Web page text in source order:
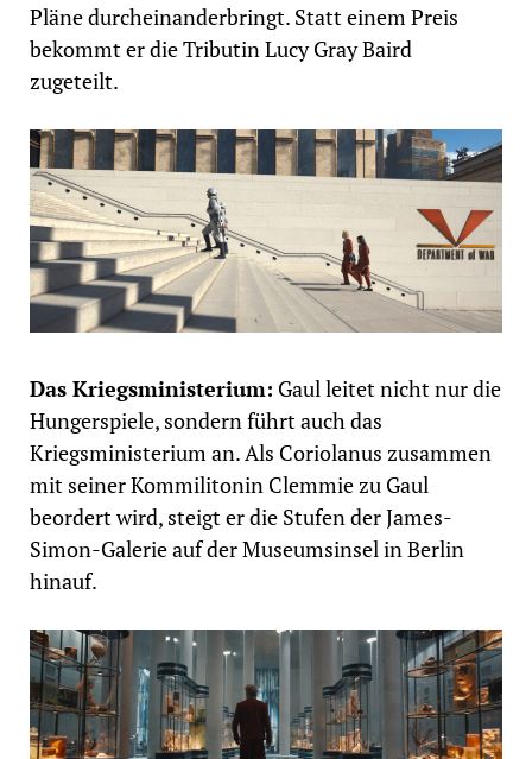
Pläne durcheinanderbringt. Statt einem Preis
bekommt er die Tributin Lucy Gray Baird
zugeteilt.
Das Kriegsministerium: Gaul leitet nicht nur die
Hungerspiele, sondern führt auch das
Kriegsministerium an. Als Coriolanus zusammen
mit seiner Kommilitonin Clemmie zu Gaul
beordert wird, steigt er die Stufen der James-
Simon-Galerie auf der Museumsinsel in Berlin
hinauf.